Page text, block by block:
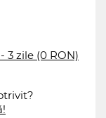
3 zile (0 RON)